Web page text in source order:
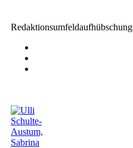
Redaktionsumfeldaufhübschung